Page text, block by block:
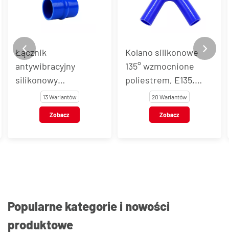
Łącznik
antywibracyjny
silikonowy
wzmocniony
poliestrem, HH,
niebieski
13 Wariantów
Zobacz
Kolano silikonowe
135° wzmocnione
poliestrem, E135,
niebieskie20 Wariantów
Zobacz
Popularne kategorie i nowości
produktowe